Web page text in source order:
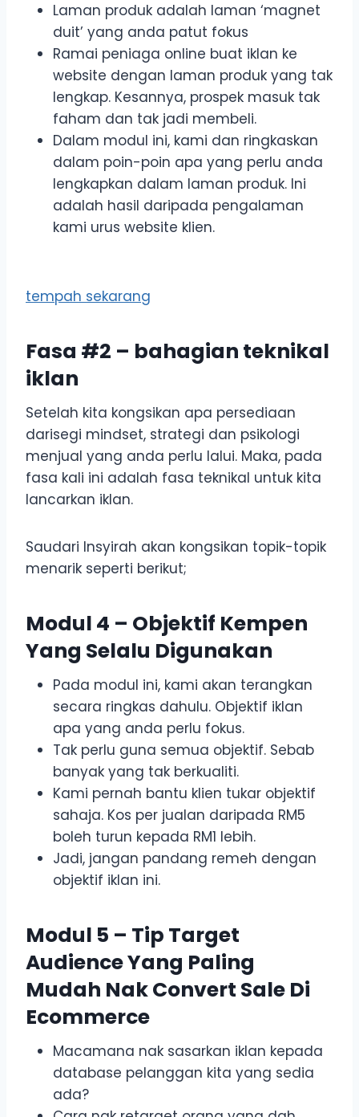
Laman produk adalah laman ‘magnet
duit’ yang anda patut fokus
Ramai peniaga online buat iklan ke
website dengan laman produk yang tak
lengkap. Kesannya, prospek masuk tak
faham dan tak jadi membeli.
Dalam modul ini, kami dan ringkaskan
dalam poin-poin apa yang perlu anda
lengkapkan dalam laman produk. Ini
adalah hasil daripada pengalaman
kami urus website klien.
tempah sekarang
Fasa #2 – bahagian teknikal
iklan
Setelah kita kongsikan apa persediaan
darisegi mindset, strategi dan psikologi
menjual yang anda perlu lalui. Maka, pada
fasa kali ini adalah fasa teknikal untuk kita
lancarkan iklan.
Saudari Insyirah akan kongsikan topik-topik
menarik seperti berikut;
Modul 4 – Objektif Kempen
Yang Selalu Digunakan
Pada modul ini, kami akan terangkan
secara ringkas dahulu. Objektif iklan
apa yang anda perlu fokus.
Tak perlu guna semua objektif. Sebab
banyak yang tak berkualiti.
Kami pernah bantu klien tukar objektif
sahaja. Kos per jualan daripada RM5
boleh turun kepada RM1 lebih.
Jadi, jangan pandang remeh dengan
objektif iklan ini.
Modul 5 – Tip Target
Audience Yang Paling
Mudah Nak Convert Sale Di
Ecommerce
Macamana nak sasarkan iklan kepada
database pelanggan kita yang sedia
ada?